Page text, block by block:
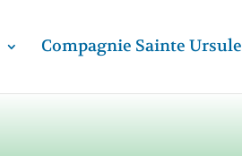
Compagnie Sainte Ursule